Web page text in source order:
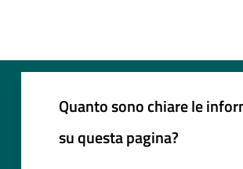
Quanto sono chiare le
su questa pagina?